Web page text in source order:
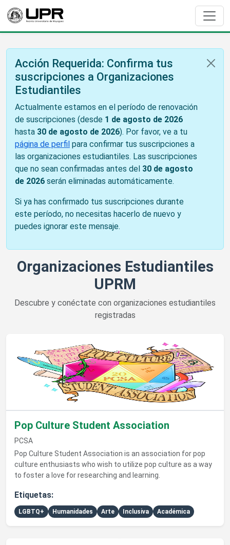
Acción Requerida: Confirma tus
suscripciones a Organizaciones
Estudiantiles
Actualmente estamos en el período de renovación
de suscripciones (desde 1 de agosto de 2026
hasta 30 de agosto de 2026). Por favor, ve a tu
página de perfil para confirmar tus suscripciones a
las organizaciones estudiantiles. Las suscripciones
que no sean confirmadas antes del 30 de agosto
de 2026 serán eliminadas automáticamente.
Si ya has confirmado tus suscripciones durante
este período, no necesitas hacerlo de nuevo y
puedes ignorar este mensaje.
Organizaciones Estudiantiles
UPRM
Descubre y conéctate con organizaciones estudiantiles
registradas
Pop Culture Student Association
PCSA
Pop Culture Student Association is an association for pop
culture enthusiasts who wish to utilize pop culture as a way
to foster a love for researching and learning.
Etiquetas:
LGBTQ+ Humanidades Arte Inclusiva Académica